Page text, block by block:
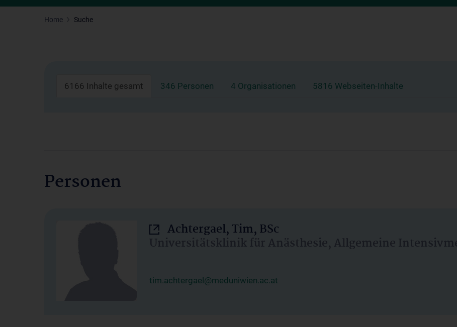
Home Suche
6166 Inhalte gesamt 346 Personen 4 Organisationen 5816 Webseiten-Inhalte
Personen
Achtergael, Tim, BSc
Universitätsklinik für Anästhesie, Allgemeine
tim.achtergael@meduniwien.ac.at